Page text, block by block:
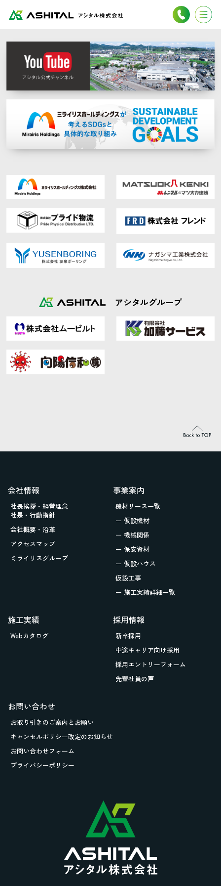
アシタルグループ
会社情報
社長挨拶・経営理念
社是・行動指針
会社概要・沿革
アクセスマップ
ミライリスグループ
事業案内
機材リース一覧
ー 仮設機材
ー 機械関係
ー 保安資材
ー 仮設ハウス
仮設工事
ー 施工実績詳細一覧
施工実績
Webカタログ
採用情報
新卒採用
中途キャリア向け採用
採用エントリーフォーム
先輩社員の声
お問い合わせ
お取り引きのご案内とお願い
キャンセルポリシー改定のお知らせ
お問い合わせフォーム
プライバシーポリシー